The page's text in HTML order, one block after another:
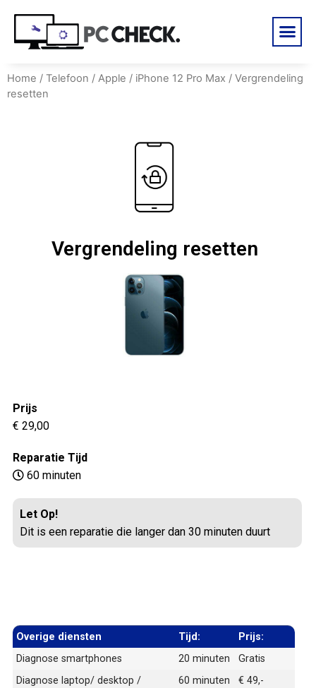
Home / Telefoon / Apple / iPhone 12 Pro Max / Vergrendeling
resetten
Vergrendeling resetten
Prijs
€ 29,00
Reparatie Tijd
60 minuten
Let Op!
Dit is een reparatie die langer dan 30 minuten duurt
Overige diensten Tijd:
Prijs:
Diagnose smartphones
20 minuten
Gratis
Diagnose laptop/ desktop /
60 minuten € 49,-